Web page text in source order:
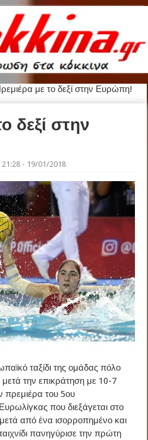
με το δεξί στην Ευρώπη!
δεξί στην
21:28 - 19/01/2018
ταξίδι της ομάδας πόλο
την επικράτηση με 10-7
πρεμιέρα του 5ου
που διεξάγεται στο
από ένα ισορροπημένο και
πανηγύρισε την πρώτη